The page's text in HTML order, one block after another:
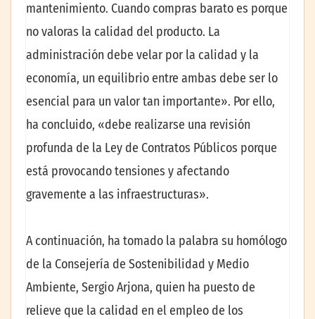
mantenimiento. Cuando compras barato es porque
no valoras la calidad del producto. La
administración debe velar por la calidad y la
economía, un equilibrio entre ambas debe ser lo
esencial para un valor tan importante». Por ello,
ha concluido, «debe realizarse una revisión
profunda de la Ley de Contratos Públicos porque
está provocando tensiones y afectando
gravemente a las infraestructuras».
A continuación, ha tomado la palabra su homólogo
de la Consejería de Sostenibilidad y Medio
Ambiente, Sergio Arjona, quien ha puesto de
relieve que la calidad en el empleo de los